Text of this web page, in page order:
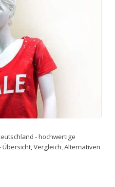
- hochwertige
Vergleich, Alternativen